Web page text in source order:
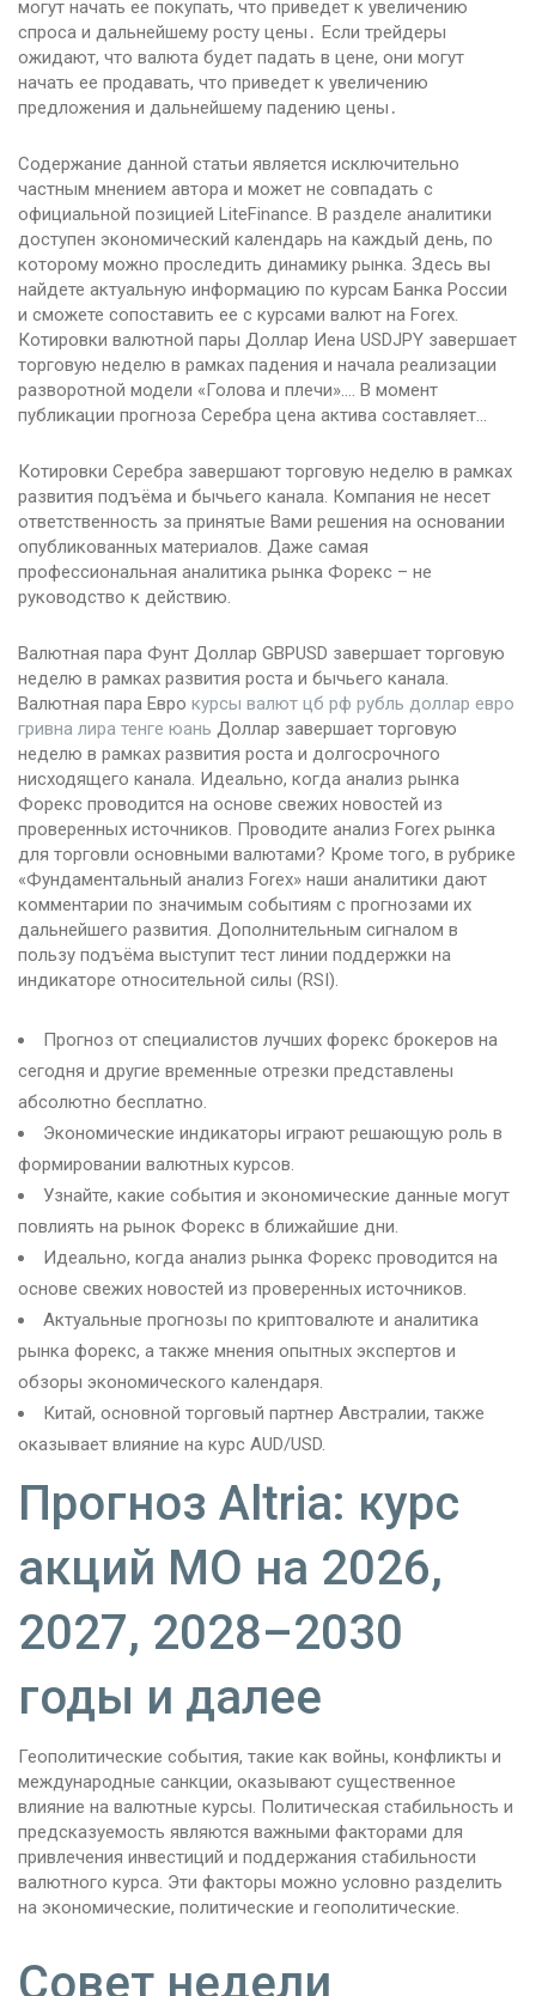
могут начать ее покупать, что приведет к увеличению
спроса и дальнейшему росту цены․ Если трейдеры
ожидают, что валюта будет падать в цене, они могут
начать ее продавать, что приведет к увеличению
предложения и дальнейшему падению цены․
Содержание данной статьи является исключительно
частным мнением автора и может не совпадать с
официальной позицией LiteFinance. В разделе аналитики
доступен экономический календарь на каждый день, по
которому можно проследить динамику рынка. Здесь вы
найдете актуальную информацию по курсам Банка России
и сможете сопоставить ее с курсами валют на Forex.
Котировки валютной пары Доллар Иена USDJPY завершает
торговую неделю в рамках падения и начала реализации
разворотной модели «Голова и плечи».… В момент
публикации прогноза Серебра цена актива составляет…
Котировки Серебра завершают торговую неделю в рамках
развития подъёма и бычьего канала. Компания не несет
ответственность за принятые Вами решения на основании
опубликованных материалов. Даже самая
профессиональная аналитика рынка Форекс – не
руководство к действию.
Валютная пара Фунт Доллар GBPUSD завершает торговую
неделю в рамках развития роста и бычьего канала.
Валютная пара Евро курсы валют цб рф рубль доллар евро
гривна лира тенге юань Доллар завершает торговую
неделю в рамках развития роста и долгосрочного
нисходящего канала. Идеально, когда анализ рынка
Форекс проводится на основе свежих новостей из
проверенных источников. Проводите анализ Forex рынка
для торговли основными валютами? Кроме того, в рубрике
«Фундаментальный анализ Forex» наши аналитики дают
комментарии по значимым событиям c прогнозами их
дальнейшего развития. Дополнительным сигналом в
пользу подъёма выступит тест линии поддержки на
индикаторе относительной силы (RSI).
Прогноз от специалистов лучших форекс брокеров на
сегодня и другие временные отрезки представлены
абсолютно бесплатно.
Экономические индикаторы играют решающую роль в
формировании валютных курсов.
Узнайте, какие события и экономические данные могут
повлиять на рынок Форекс в ближайшие дни.
Идеально, когда анализ рынка Форекс проводится на
основе свежих новостей из проверенных источников.
Актуальные прогнозы по криптовалюте и аналитика
рынка форекс, а также мнения опытных экспертов и
обзоры экономического календаря.
Китай, основной торговый партнер Австралии, также
оказывает влияние на курс AUD/USD.
Прогноз Altria: курс
акций MO на 2026,
2027, 2028–2030
годы и далее
Геополитические события, такие как войны, конфликты и
международные санкции, оказывают существенное
влияние на валютные курсы. Политическая стабильность и
предсказуемость являются важными факторами для
привлечения инвестиций и поддержания стабильности
валютного курса. Эти факторы можно условно разделить
на экономические, политические и геополитические.
Совет недели